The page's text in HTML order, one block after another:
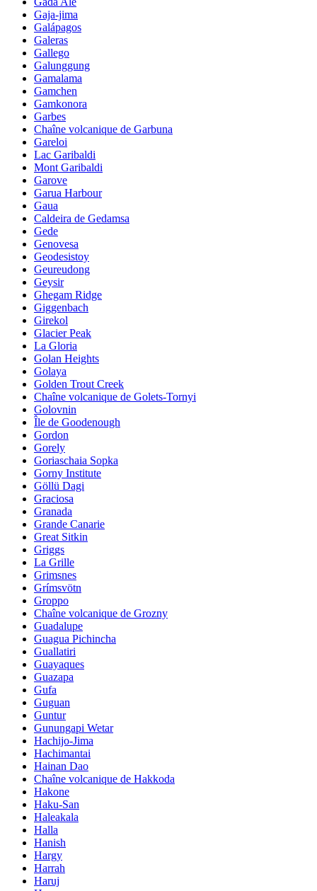
Gaja-jima
Galápagos
Galeras
Gallego
Galunggung
Gamalama
Gamchen
Gamkonora
Garbes
Chaîne volcanique de Garbuna
Gareloi
Lac Garibaldi
Mont Garibaldi
Garove
Garua Harbour
Gaua
Caldeira de Gedamsa
Gede
Genovesa
Geodesistoy
Geureudong
Geysir
Ghegam Ridge
Giggenbach
Girekol
Glacier Peak
La Gloria
Golan Heights
Golaya
Golden Trout Creek
Chaîne volcanique de Golets-Tornyi
Golovnin
Île de Goodenough
Gordon
Gorely
Goriaschaia Sopka
Gorny Institute
Göllü Dagi
Graciosa
Granada
Grande Canarie
Great Sitkin
Griggs
La Grille
Grimsnes
Grímsvötn
Groppo
Chaîne volcanique de Grozny
Guadalupe
Guagua Pichincha
Guallatiri
Guayaques
Guazapa
Gufa
Guguan
Guntur
Gunungapi Wetar
Hachijo-Jima
Hachimantai
Hainan Dao
Chaîne volcanique de Hakkoda
Hakone
Haku-San
Haleakala
Halla
Hanish
Hargy
Harrah
Haruj